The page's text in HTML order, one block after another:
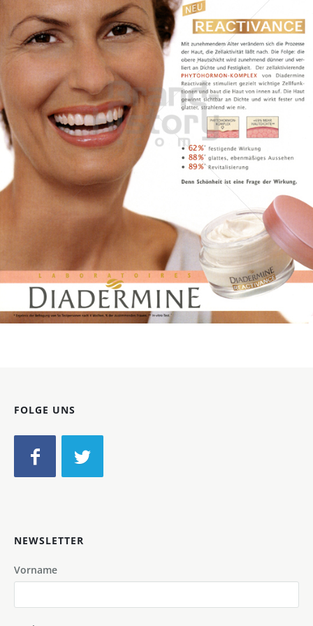
DIADERMINE
Henkel Central Eastern Europe GmbH
2003
Bild-ID: 32820
FOLGE UNS
NEWSLETTER
Vorname